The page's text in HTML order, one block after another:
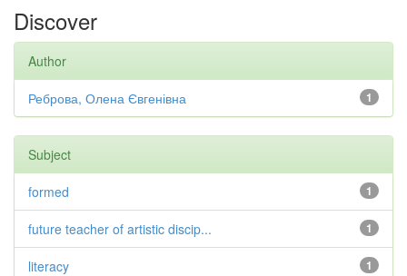
Discover
Author
1
Реброва, Олена Євгенівна
Subject
1
formed
1
future teacher of artistic discip...
1
literacy